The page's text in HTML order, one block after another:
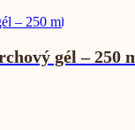
gél – 250